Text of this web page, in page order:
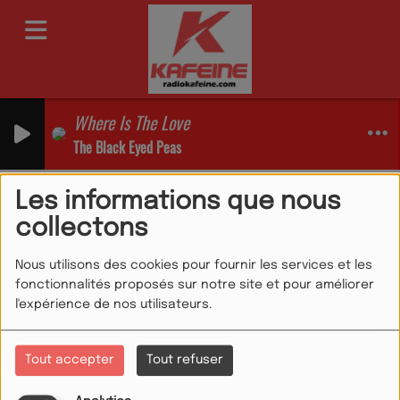
Les informations que nous
collectons
Nous utilisons des cookies pour fournir les services et les
fonctionnalités proposés sur notre site et pour améliorer
l'expérience de nos utilisateurs.
Tout accepter Tout refuser
Where Is The Love
The Black Eyed Peas
06h 09h LE MORNING DE
L'ETE